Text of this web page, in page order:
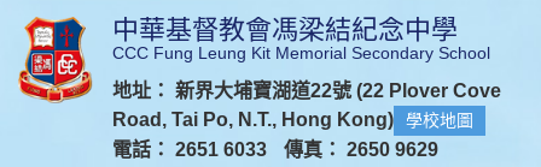
中華基督教會馮梁結紀念中學
CCC Fung Leung Kit Memorial Secondary School
地址： 新界大埔寶湖道22號 (22 Plover Cove
Road, Tai Po, N.T., Hong Kong)
學校地圖
電話： 2651 6033 傳真： 2650 9629